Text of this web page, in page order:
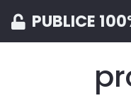
PUBLICE